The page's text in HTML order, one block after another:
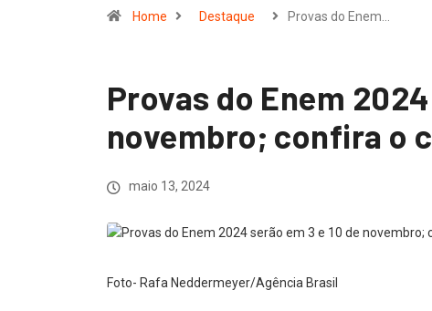
Home Destaque Provas do Enem…
Provas do Enem
novembro; confira o
maio 13, 2024
Foto- Rafa Neddermeyer/Agência Brasil